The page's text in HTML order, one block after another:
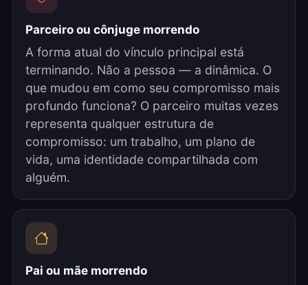
Parceiro ou cônjuge morrendo
A forma atual do vínculo principal está
terminando. Não a pessoa — a dinâmica. O
que mudou em como seu compromisso mais
profundo funciona? O parceiro muitas vezes
representa qualquer estrutura de
compromisso: um trabalho, um plano de
vida, uma identidade compartilhada com
alguém.
Pai ou mãe morrendo